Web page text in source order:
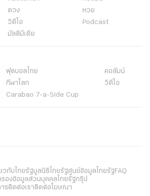
ดวง
หวย
วิดีโอ
Podcast
มัลติมีเดีย
ฟุตบอลไทย
คอลัมน์
กีฬาโลก
วิดีโอ
Carabao 7-a-Side Cup
วกับไทยรัฐมูลนิธิไทยรัฐศูนย์ข้อมูลไทยรัฐFAQ
รองข้อมูลส่วนบุคคลไทยรัฐกรุ๊ป
รติดต่อเราติดต่อโฆษณา